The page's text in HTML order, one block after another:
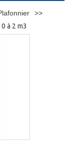
à 2 m3